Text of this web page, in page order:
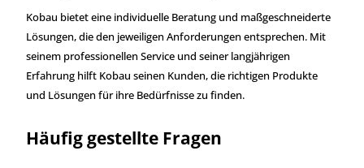
Kobau bietet eine individuelle Beratung und maßgeschneiderte
Lösungen, die den jeweiligen Anforderungen entsprechen. Mit
seinem professionellen Service und seiner langjährigen
Erfahrung hilft Kobau seinen Kunden, die richtigen Produkte
und Lösungen für ihre Bedürfnisse zu finden.
Häufig gestellte Fragen